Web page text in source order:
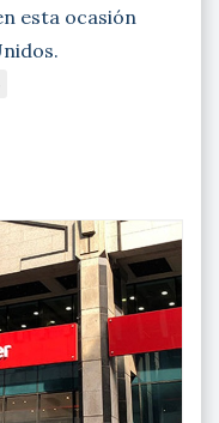
esta ocasión